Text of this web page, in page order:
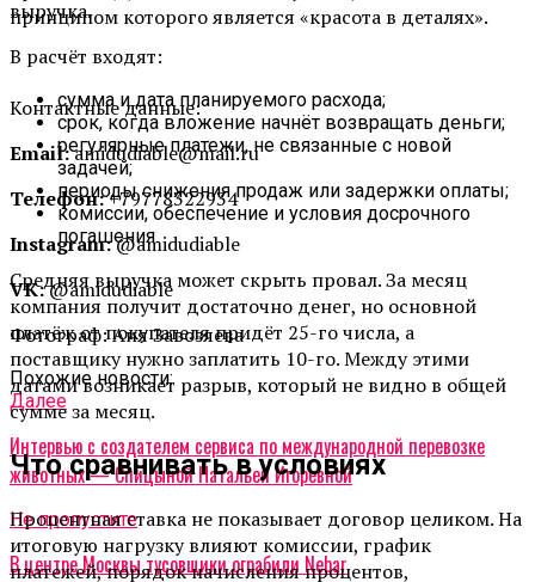
принципом которого является «красота в деталях».
Контактные данные:
Email:amidudiable@mail.ru
Телефон:+79778322934
Instagram:@amidudiable
VK:@amidudiable
Фотограф: Аня Завозяева
Похожие новости:
Далее
Интервью с создателем сервиса по международной перевозке
животных — Спицыной Натальей Игоревной
Не пропустите
В центре Москвы тусовщики ограбили Nebar
выручка.
В расчёт входят:
сумма и дата планируемого расхода;
срок, когда вложение начнёт возвращать деньги;
регулярные платежи, не связанные с новой
задачей;
периоды снижения продаж или задержки оплаты;
комиссии, обеспечение и условия досрочного
погашения.
Средняя выручка может скрыть провал. За месяц
компания получит достаточно денег, но основной
платёж от покупателя придёт 25-го числа, а
поставщику нужно заплатить 10-го. Между этими
датами возникает разрыв, который не видно в общей
сумме за месяц.
Что сравнивать в условиях
Процентная ставка не показывает договор целиком. На
итоговую нагрузку влияют комиссии, график
платежей, порядок начисления процентов,